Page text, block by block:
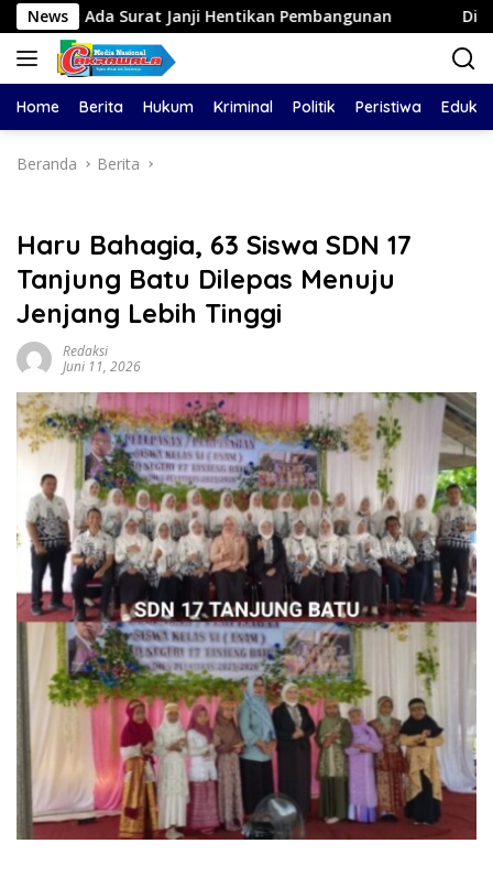
Langsung
ke
konten
News
Janji Hentikan Pembangunan Diduga Aniaya Wanita
Home Berita Hukum Kriminal Politik Peristiwa
Beranda Berita
Haru Bahagia, 63 Siswa SDN 17
Tanjung Batu Dilepas Menuju
Jenjang Lebih Tinggi
Redaksi
Juni 11, 2026